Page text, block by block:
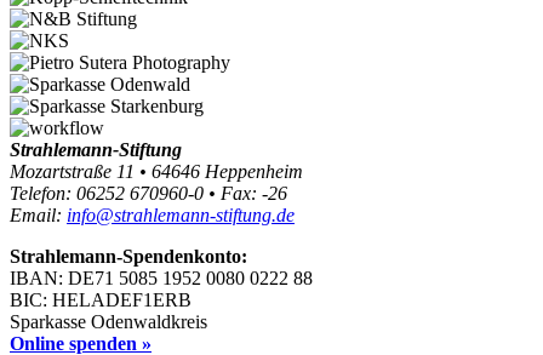
Strahlemann-Stiftung
Mozartstraße 11 • 64646 Heppenheim
Telefon: 06252 670960-0 • Fax: -26
Email: info@strahlemann-stiftung.de
Strahlemann-Spendenkonto:
IBAN: DE71 5085 1952 0080 0222 88
BIC: HELADEF1ERB
Sparkasse Odenwaldkreis
Online spenden »